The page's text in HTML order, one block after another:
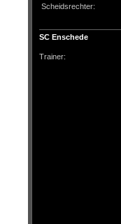
Scheidsrechter:
SC Enschede
Trainer: